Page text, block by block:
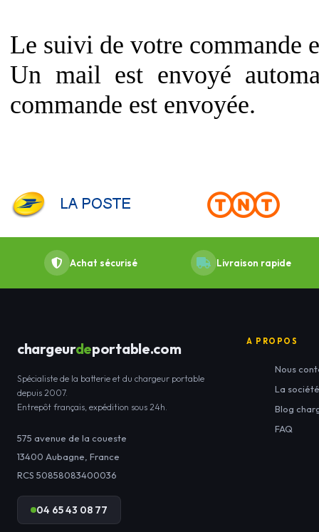
Le suivi de votre commande
Un mail est envoyé
commande est envoyée.
Achat sécurisé Livraison rapide
chargeurdeportable.com
Spécialiste de la batterie et du chargeur portable
depuis 2007.
Entrepôt français, expédition sous 24h.
575 avenue de la coueste
13400 Aubagne France
RCS 50858083400036
04 65 43 08 77
A PROPOS
Nous
La
Blog
FAQ